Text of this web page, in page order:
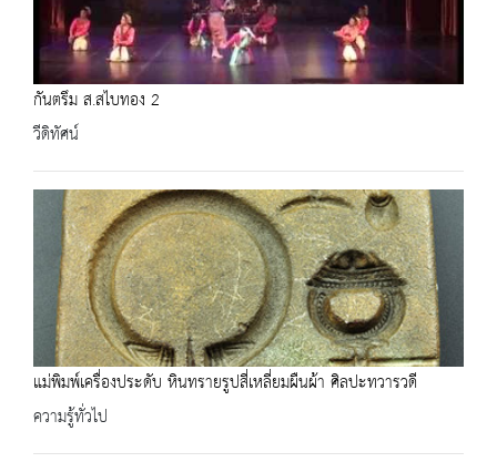
กันตรึม ส.สไบทอง 2
วีดิทัศน์
แม่พิมพ์เครื่องประดับ หินทรายรูปสี่เหลี่ยมผืนผ้า ศิลปะทวารวดี
ความรู้ทั่วไป